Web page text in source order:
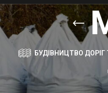
БУДІВНИЦТВО ДОРІГ
Головна»Каталог продукції»